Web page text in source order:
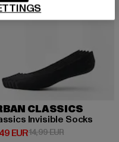
CLASSICS
Invisible Socks
EUR Preis: 13,49 EUR
14,99 EURAktionspreis: